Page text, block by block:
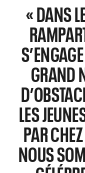
« DANS
GRAND
LES
PAR
NOUS